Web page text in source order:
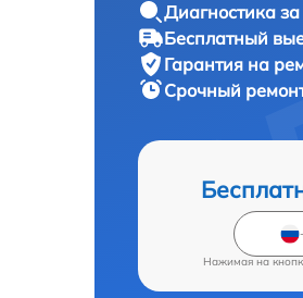
Диагностика
Бесплатный
Гарантия на
Срочный
Нажимая на